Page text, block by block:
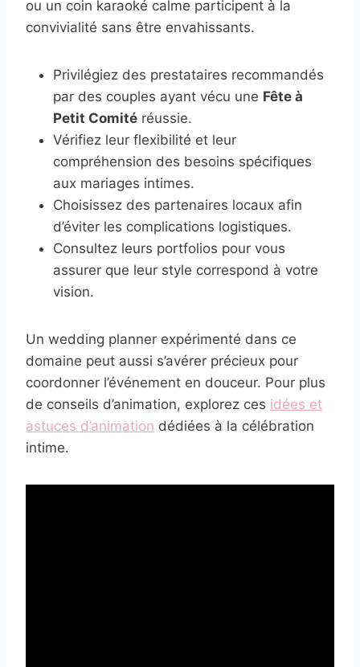
ou un coin karaoké calme participent à la
convivialité sans être envahissants.
Privilégiez des prestataires recommandés
par des couples ayant vécu une Fête à
Petit Comité réussie.
Vérifiez leur flexibilité et leur
compréhension des besoins spécifiques
aux mariages intimes.
Choisissez des partenaires locaux afin
d’éviter les complications logistiques.
Consultez leurs portfolios pour vous
assurer que leur style correspond à votre
vision.
Un wedding planner expérimenté dans ce
domaine peut aussi s’avérer précieux pour
coordonner l’événement en douceur. Pour plus
de conseils d’animation, explorez ces idées et
astuces d’animation dédiées à la célébration
intime.